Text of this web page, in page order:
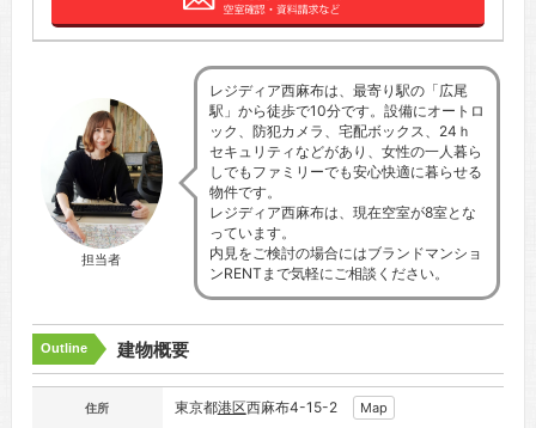
担当者
レジディア西麻布は、最寄り駅の「広尾
駅」から徒歩で10分です。設備にオートロ
ック、防犯カメラ、宅配ボックス、24ｈ
セキュリティなどがあり、女性の一人暮ら
しでもファミリーでも安心快適に暮らせる
物件です。
レジディア西麻布は、現在空室が8室とな
っています。
内見をご検討の場合にはブランドマンショ
ンRENTまで気軽にご相談ください。
Outline 建物概要
住所 東京都港区西麻布4-15-2 Map